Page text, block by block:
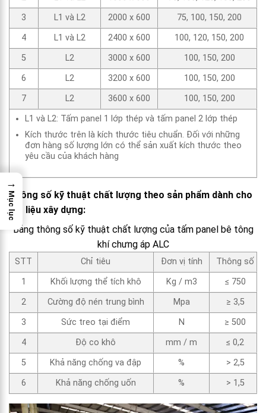
3
L1 và L2 2000 x 600
75, 100, 150, 200
4
L1 và L2 2400 x 600
100, 120, 150, 200
5
L2 3000 x 600
100, 150, 200
6
L2 3200 x 600
100, 150, 200
7
L2 3600 x 600
100, 150, 200
L1 và L2: Tấm panel 1 lớp thép và tấm panel 2 lớp thép
Kích thước trên là kích thước tiêu chuẩn. Đối với những
đơn hàng số lượng lớn có thể sản xuất kích thước theo
yêu cầu của khách hàng
Thông số kỹ thuật chất lượng theo sản phẩm dành cho
vật liệu xây dựng:
Bảng thông số kỹ thuật chất lượng của tấm panel bê tông
khí chưng áp ALC
STT Chỉ tiêu Đơn vị tính
Thông số
1
Khối lượng thể tích khô Kg / m3
≤ 750
2
Cường độ nén trung bình Mpa
≥ 3,5
3
Sức treo tại điểm N
≥ 500
4
Độ co khô mm / m
≤ 0,2
5
Khả năng chống va đập %
> 2,5
6
Khả năng chống uốn % > 1,5
→
Mục lục